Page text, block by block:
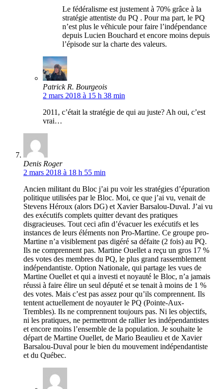
Le fédéralisme est justement à 70% grâce à la
stratégie attentiste du PQ . Pour ma part, le PQ
n’est plus le véhicule pour faire l’indépendance
depuis Lucien Bouchard et encore moins depuis
l’épisode sur la charte des valeurs.
Patrick R. Bourgeois
2 mars 2018 à 15 h 38 min
2011, c’était la stratégie de qui au juste? Ah oui, c’est
vrai…
Denis Roger
2 mars 2018 à 18 h 55 min
Ancien militant du Bloc j’ai pu voir les stratégies d’épuration
politique utilisées par le Bloc. Moi, ce que j’ai vu, venait de
Stevens Héroux (alors DG) et Xavier Barsalou-Duval. J’ai vu
des exécutifs complets quitter devant des pratiques
disgracieuses. Tout ceci afin d’évacuer les exécutifs et les
instances de leurs éléments non Pro-Martine. Ce groupe pro-
Martine n’a visiblement pas digéré sa défaite (2 fois) au PQ.
Ils ne comprennent pas. Martine Ouellet a reçu un gros 17 %
des votes des membres du PQ, le plus grand rassemblement
indépendantiste. Option Nationale, qui partage les vues de
Martine Ouellet et qui a investi et noyauté le Bloc, n’a jamais
réussi à faire élire un seul député et se tenait à moins de 1 %
des votes. Mais c’est pas assez pour qu’ils comprennent. Ils
tentent actuellement de noyauter le PQ (Pointe-Aux-
Trembles). Ils ne comprennent toujours pas. Ni les objectifs,
ni les pratiques, ne permettront de rallier les indépendantistes
et encore moins l’ensemble de la population. Je souhaite le
départ de Martine Ouellet, de Mario Beaulieu et de Xavier
Barsalou-Duval pour le bien du mouvement indépendantiste
et du Québec.